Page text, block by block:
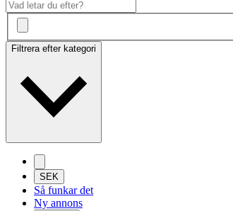
Filtrera efter kategori
SEK
Så funkar det
Ny annons